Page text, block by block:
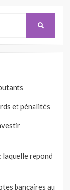
et pénalités
laquelle répond
bancaires au